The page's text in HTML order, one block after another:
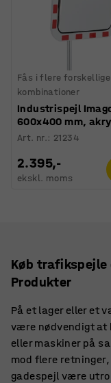
Fås i flere forskellige
kombinationer
Industrispejl
600x400 mm,
Art. nr.: 21234
2.395,-
ekskl. moms
Køb trafikspejle
Produkter
På et lager eller et
være nødvendigt at
eller maskiner på
mod flere
gadespejl være